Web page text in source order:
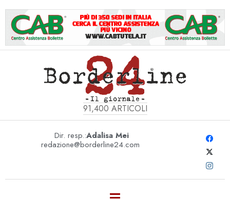
91,400 ARTICOLI
Dir. resp.:Adalisa Mei
redazione@borderline24.com